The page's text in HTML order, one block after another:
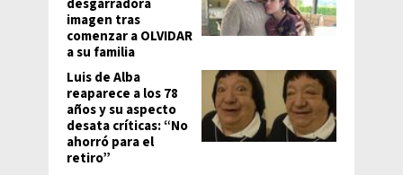
desgarradora
imagen tras
comenzar a OLVIDAR
a su familia
Luis de Alba
reaparece a los 78
años y su aspecto
desata críticas: “No
ahorró para el
retiro”